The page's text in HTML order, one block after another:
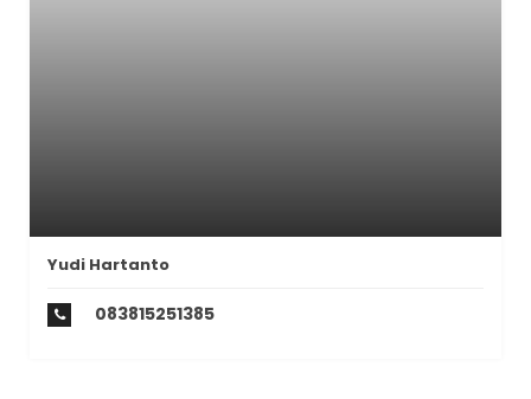
Yudi Hartanto
083815251385